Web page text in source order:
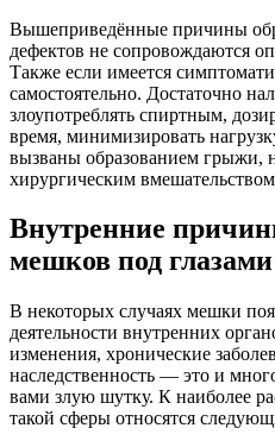
Вышеприведённые причины
дефектов не сопровождаются
Также если имеется
самостоятельно. Достаточно
злоупотреблять спиртным,
время, минимизировать
вызваны образованием грыжи,
хирургическим
Внутренние
мешков под глазами
В некоторых случаях мешки
деятельности внутренних
изменения, хронические
наследственность — это и
вами злую шутку. К наиболее
такой сферы относятся